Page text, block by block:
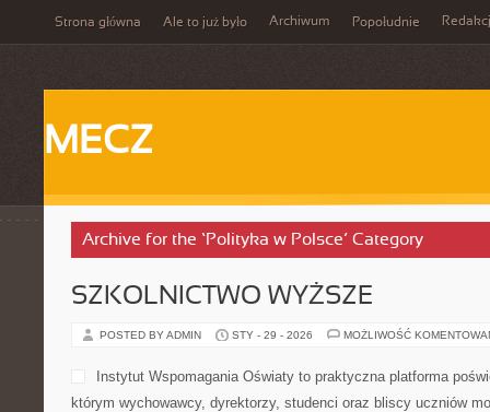
Strona główna Ale to już było Archiwum Popołudnie
MECZ
Archive for the ‘Polityka w Polsce’ Category
SZKOLNICTWO WYŻSZE
POSTED BY ADMIN STY - 29 - 2026 MOŻLIWOŚĆ
Instytut Wspomagania Oświaty to praktyczna platforma
którym wychowawcy, dyrektorzy, studenci oraz bliscy uczniów